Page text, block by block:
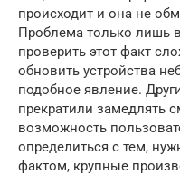
происходит и она не
Проблема только лишь
проверить этот факт
обновить устройства
подобное явление.
прекратили замедлять
возможность
определиться с тем,
фактом, крупные